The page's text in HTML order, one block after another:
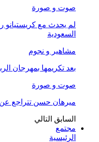
صوت و صورة
لم يحدث مع كريستيانو
السعودية
مشاهير و نجوم
بعد تكريمها بمهرجان
صوت و صورة
ميرهان حسن تتراجع عن
السابق التالي
مجتمع
الرئيسية